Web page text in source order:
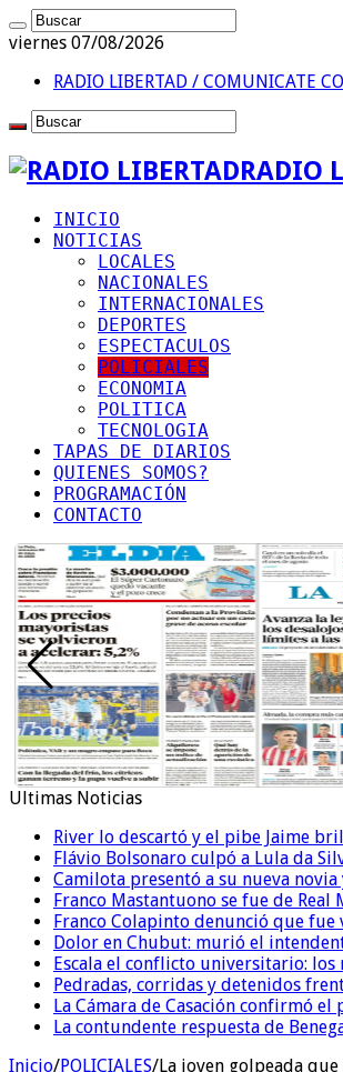
viernes 07/08/2026
RADIO LIBERTAD / COMUNICATE
RADIO
INICIO
NOTICIAS
LOCALES
NACIONALES
INTERNACIONALES
DEPORTES
ESPECTACULOS
POLICIALES
ECONOMIA
POLITICA
TECNOLOGIA
TAPAS DE DIARIOS
QUIENES SOMOS?
PROGRAMACIÓN
CONTACTO
Ultimas Noticias
River lo descartó y el pibe Jaime
Flávio Bolsonaro culpó a Lula da
Camilota presentó a su nueva
Franco Mastantuono se fue de
Franco Colapinto denunció que
Dolor en Chubut: murió el
Escala el conflicto universitario:
Pedradas, corridas y detenidos
La Cámara de Casación confirmó
La contundente respuesta de
Inicio/POLICIALES/La joven golpeada